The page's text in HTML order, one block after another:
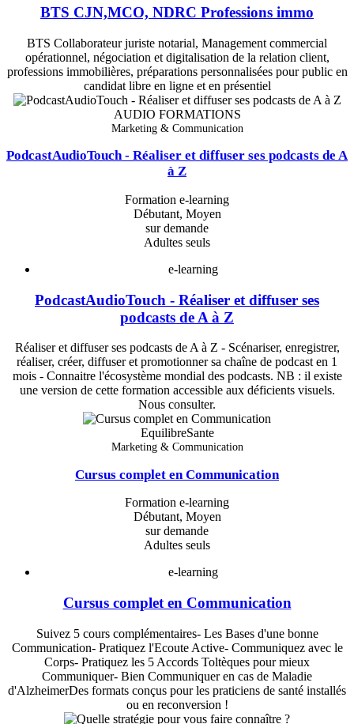
BTS CJN,MCO, NDRC Professions immo
BTS Collaborateur juriste notarial, Management commercial
opérationnel, négociation et digitalisation de la relation client,
professions immobilières, préparations personnalisées pour public en
candidat libre en ligne et en présentiel
AUDIO FORMATIONS
Marketing & Communication
PodcastAudioTouch - Réaliser et diffuser ses podcasts de A
à Z
Formation e-learning
Débutant, Moyen
sur demande
Adultes seuls
e-learning
PodcastAudioTouch - Réaliser et diffuser ses
podcasts de A à Z
Réaliser et diffuser ses podcasts de A à Z - Scénariser, enregistrer,
réaliser, créer, diffuser et promotionner sa chaîne de podcast en 1
mois - Connaitre l'écosystème mondial des podcasts. NB : il existe
une version de cette formation accessible aux déficients visuels.
Nous consulter.
EquilibreSante
Marketing & Communication
Cursus complet en Communication
Formation e-learning
Débutant, Moyen
sur demande
Adultes seuls
e-learning
Cursus complet en Communication
Suivez 5 cours complémentaires- Les Bases d'une bonne
Communication- Pratiquez l'Ecoute Active- Communiquez avec le
Corps- Pratiquez les 5 Accords Toltèques pour mieux
Communiquer- Bien Communiquer en cas de Maladie
d'AlzheimerDes formats conçus pour les praticiens de santé installés
ou en reconversion !